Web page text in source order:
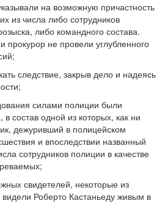
на возможную причастность
из числа либо сотрудников
либо командного состава.
прокурор не провели углубленного
следствие, закрыв дело и надеясь
силами полиции были
состав одной из которых, как ни
дежуривший в полицейском
и впоследствии названный
сотрудников полиции в качестве
свидетелей, некоторые из
видели Роберто Кастаньеду живым в